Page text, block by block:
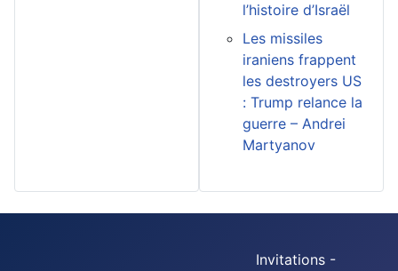
l’histoire d’Israël
Les missiles
iraniens frappent
les destroyers US
: Trump relance la
guerre – Andrei
Martyanov
Invitations -